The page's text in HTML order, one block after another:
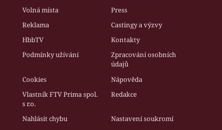
Volná místa
Press
Reklama
Castingy a výzvy
HbbTV
Kontakty
Podmínky užívání
Zpracování osobních
údajů
Cookies
Nápověda
Vlastník FTV Prima spol.
s r.o.
Redakce
Nahlásit chybu Nastavení soukromí